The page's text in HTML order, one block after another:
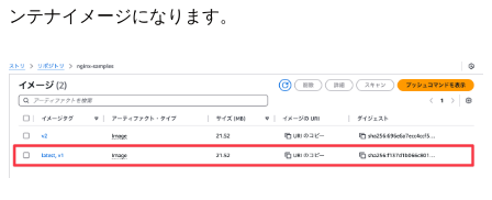
ンテナイメージになります。